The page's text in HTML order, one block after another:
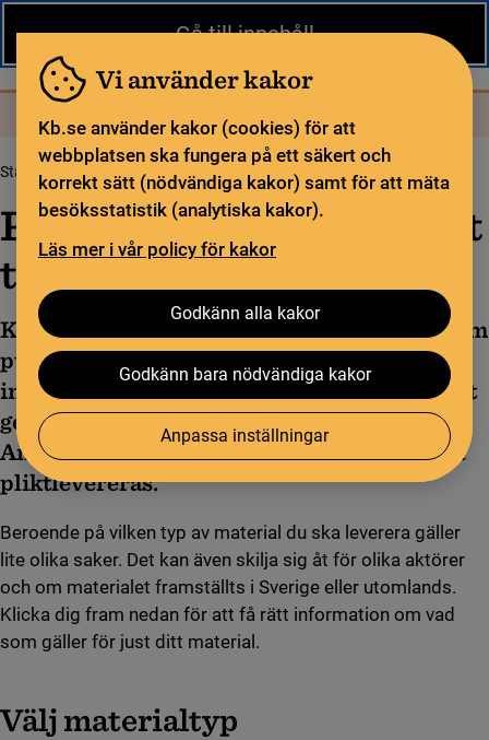
Gå till innehåll
Vi använder kakor
Kb.se använder kakor (cookies) för att
webbplatsen ska fungera på ett säkert och
korrekt sätt (nödvändiga kakor) samt för att mäta
besöksstatistik (analytiska kakor).
Läs mer i vår policy för kakor
Godkänn alla kakor
Godkänn bara nödvändiga kakor
Anpassa inställningar
Startsida Pliktleverans Pliktleverans – så går det till
Pliktleverans – så går det
till
Kungliga biblioteket samlar in nästan allt som
publiceras i Sverige, och det mesta kommer
in genom pliktleverans. Du som på något sätt
ger ut material kan omfattas av pliktlagarna.
Använd guiden nedan för att se vad som ska
pliktlevereras.
Beroende på vilken typ av material du ska leverera gäller
lite olika saker. Det kan även skilja sig åt för olika aktörer
och om materialet framställts i Sverige eller utomlands.
Klicka dig fram nedan för att få rätt information om vad
som gäller för just ditt material.
Välj materialtyp